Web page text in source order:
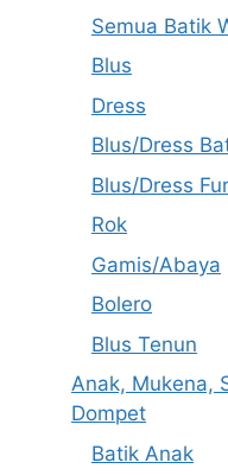
Semua Batik
Blus
Dress
Blus/Dress
Blus/Dress
Rok
Gamis/Abaya
Bolero
Blus Tenun
Anak, Mukena,
Dompet
Batik Anak